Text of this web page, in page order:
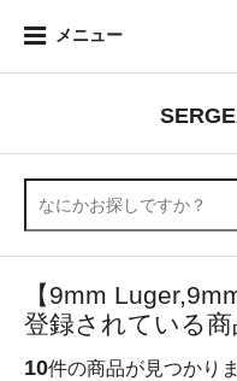
メニュー
【9mm
登録されている商
10件の商品が見つかり